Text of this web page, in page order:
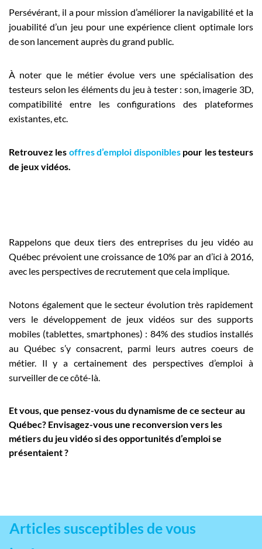
Persévérant, il a pour mission d’améliorer la navigabilité et la
jouabilité d’un jeu pour une expérience client optimale lors
de son lancement auprès du grand public.
À noter que le métier évolue vers une spécialisation des
testeurs selon les éléments du jeu à tester : son, imagerie 3D,
compatibilité entre les configurations des plateformes
existantes, etc.
Retrouvez les offres d’emploi disponiblespour les testeurs
de jeux vidéos.
Rappelons que deux tiers des entreprises du jeu vidéo au
Québec prévoient une croissance de 10% par an d’ici à 2016,
avec les perspectives de recrutement que cela implique.
Notons également que le secteur évolution très rapidement
vers le développement de jeux vidéos sur des supports
mobiles (tablettes, smartphones) : 84% des studios installés
au Québec s’y consacrent, parmi leurs autres coeurs de
métier. Il y a certainement des perspectives d’emploi à
surveiller de ce côté-là.
Et vous, que pensez-vous du dynamisme de ce secteur au
Québec? Envisagez-vous une reconversion vers les
métiers du jeu vidéo si des opportunités d’emploi se
présentaient ?
Articles susceptibles de vous